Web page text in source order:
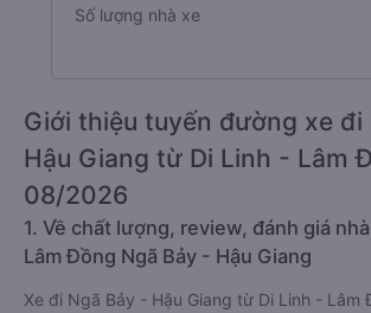
Số lượng nhà xe
Giới thiệu tuyến đường xe đi
Hậu Giang từ Di Linh - Lâm
08/2026
1. Về chất lượng, review, đánh giá
Lâm Đồng Ngã Bảy - Hậu Giang
Xe đi Ngã Bảy - Hậu Giang từ Di Linh - Lâm